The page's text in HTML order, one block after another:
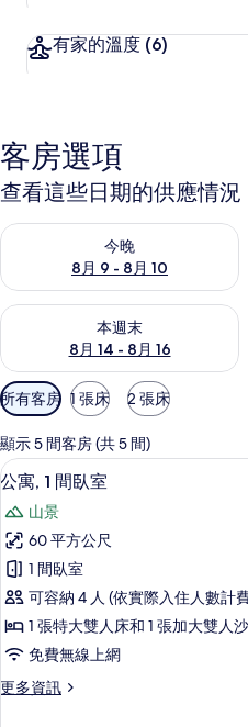
有家的溫度 (6)
客房選項
查看這些日期的供應情況
今晚
8月 9 - 8月 10
查看今晚 (8月 9 - 8月 10) 的供應
本週末
8月 14 - 8月 16
查看本週末 (8月 14 - 8月 16) 的
可
用
的
客
房
篩
選
條
件
所有客房 1 張床 2 張床
顯示 5 間客房 (共 5 間)
顯
示
公
寓,
間
臥
室
的
16
公寓, 1 間臥室
山景
60 平方公尺
1 間臥室
可容納 4 人 (依實際入住人數計
1 張特大雙人床和 1 張加大雙人
免費無線上網
更多資訊
更